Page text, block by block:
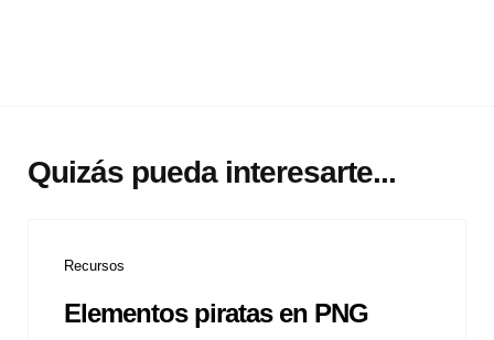
Quizás pueda interesarte...
Recursos
Elementos piratas en PNG